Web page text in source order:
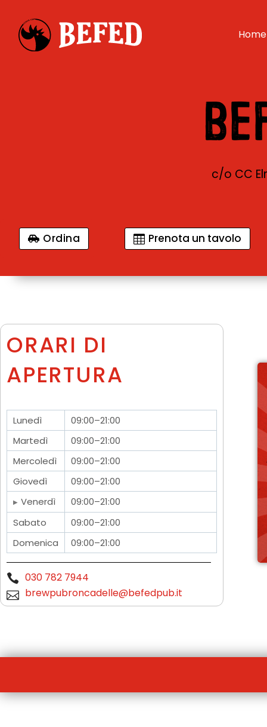
Home
c/o CC
Ordina Prenota un tavolo
ORARI DI
APERTURA
Lunedì
09:00–21:00
Martedì
09:00–21:00
Mercoledì
09:00–21:00
Giovedì
09:00–21:00
Venerdì
09:00–21:00
Sabato
09:00–21:00
Domenica
09:00–21:00
030 782 7944
brewpubroncadelle@befedpub.it